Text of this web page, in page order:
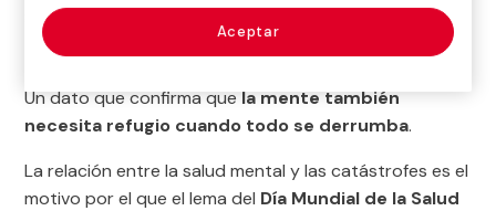
guerra o un conflicto en la última décadasufre
depresión, ansiedad, trastorno de estrés
Un dato que confirma que la mente también
necesita refugio cuando todo se derrumba.
La relación entre la salud mental y las catástrofes es el
motivo por el que el lema del Día Mundial de la Salud
Aceptar